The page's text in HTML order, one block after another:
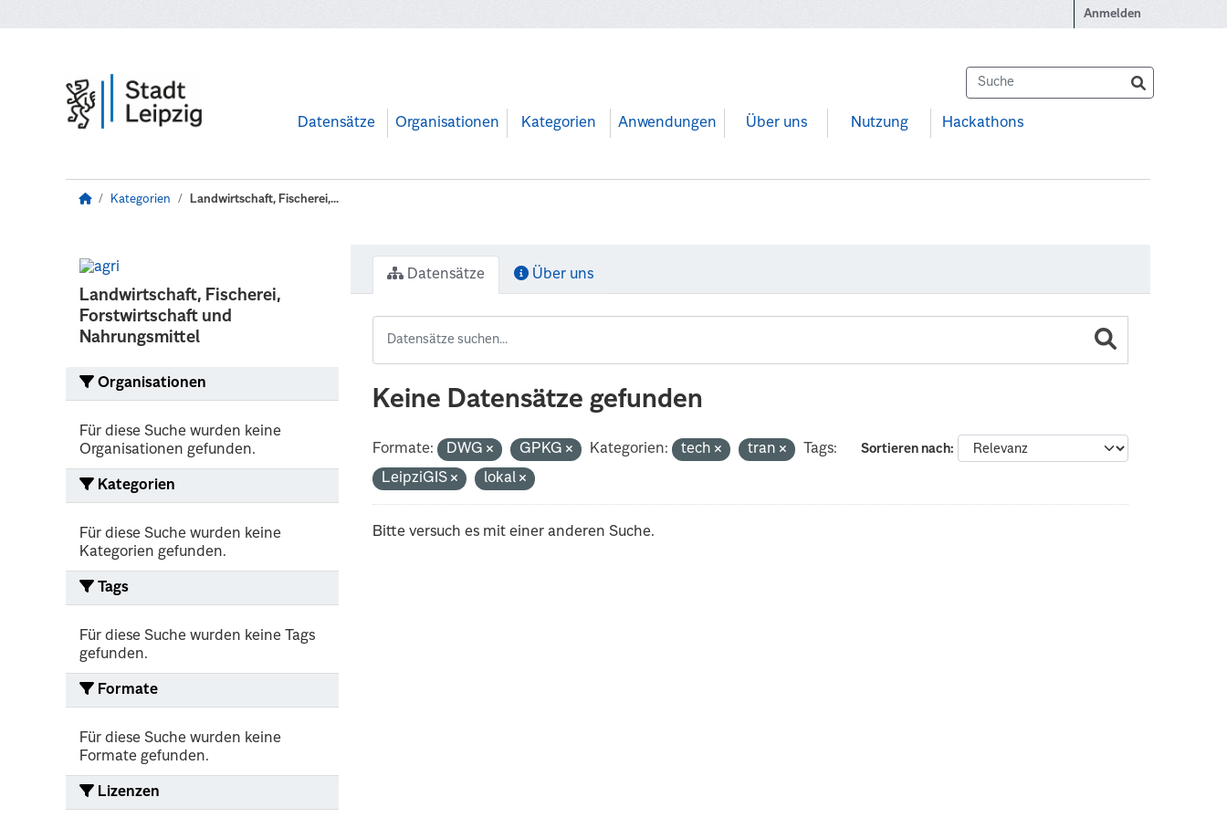
Anmelden
Datensätze Organisationen Kategorien Anwendungen Über uns Nutzung Hackathons
Kategorien Landwirtschaft, Fischerei,...
Landwirtschaft, Fischerei,
Forstwirtschaft und
Nahrungsmittel
Organisationen
Für diese Suche wurden keine
Organisationen gefunden.
Kategorien
Für diese Suche wurden keine
Kategorien gefunden.
Tags
Für diese Suche wurden keine Tags
gefunden.
Formate
Für diese Suche wurden keine
Formate gefunden.
Lizenzen
Datensätze Über uns
Keine Datensätze gefunden
Sortieren nach
Formate: DWG GPKG Kategorien: tech tran
Tags:
LeipziGIS
lokal
Bitte versuch es mit einer anderen Suche.